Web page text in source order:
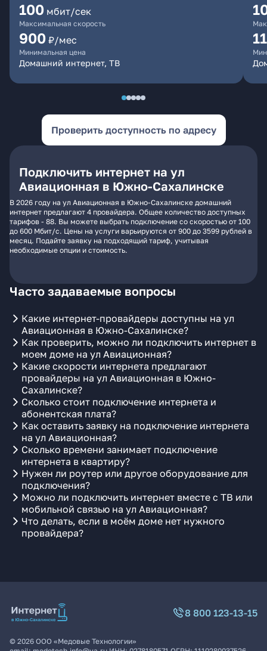
100 мбит/сек
Максимальная скорость
900 ₽/мес
Минимальная цена
Домашний интернет, ТВ
Проверить доступность по адресу
Подключить интернет на ул
Авиационная в Южно-Сахалинске
В 2026 году на ул Авиационная в Южно-Сахалинске домашний
интернет предлагают 4 провайдера. Общее количество доступных
тарифов - 88. Вы можете выбрать подключение со скоростью от 100
до 600 Мбит/с. Цены на услуги варьируются от 900 до 3599 рублей в
месяц. Подайте заявку на подходящий тариф, учитывая
необходимые опции и стоимость.
Часто задаваемые вопросы
Какие интернет-провайдеры доступны на ул
Авиационная в Южно-Сахалинске?
Как проверить, можно ли подключить интернет в
моем доме на ул Авиационная?
Какие скорости интернета предлагают
провайдеры на ул Авиационная в Южно-
Сахалинске?
Сколько стоит подключение интернета и
абонентская плата?
Как оставить заявку на подключение интернета
на ул Авиационная?
Сколько времени занимает подключение
интернета в квартиру?
Нужен ли роутер или другое оборудование для
подключения?
Можно ли подключить интернет вместе с ТВ или
мобильной связью на ул Авиационная?
Что делать, если в моём доме нет нужного
провайдера?
8 800 123-13-15
© 2026 ООО «Медовые Технологии»